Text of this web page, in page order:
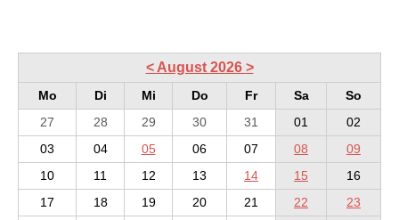
< August 2026 >
Mo Di Mi Do Fr Sa
So
27
28 29 30 31 01
02
03
04 05 06 07 08
09
10
11 12 13 14 15
16
17
18 19 20 21 22
23